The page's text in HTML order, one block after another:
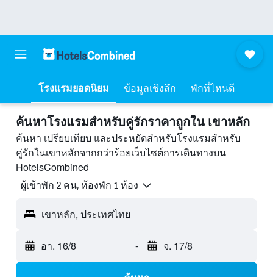
โรงแรมยอดนิยม ข้อมูลเชิงลึก พักที่ไหนดี
ค้นหาโรงแรมสำหรับคู่รักราคาถูกใน เขาหลัก
ค้นหา เปรียบเทียบ และประหยัดสำหรับโรงแรมสำหรับ
คู่รักในเขาหลักจากกว่าร้อยเว็บไซต์การเดินทางบน
HotelsCombined
ผู้เข้าพัก 2 คน, ห้องพัก 1 ห้อง
เขาหลัก, ประเทศไทย
อา. 16/8 - จ. 17/8